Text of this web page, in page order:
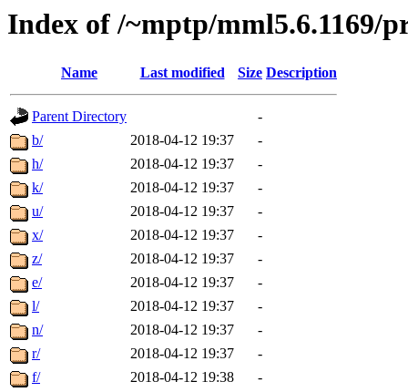
Index of /~mptp/mml5.6.1169/
Name Last modified Size Description
Parent Directory
-
b/
2018-04-12 19:37
-
h/
2018-04-12 19:37
-
k/
2018-04-12 19:37
-
u/
2018-04-12 19:37
-
x/
2018-04-12 19:37
-
z/
2018-04-12 19:37
-
e/
2018-04-12 19:37
-
l/
2018-04-12 19:37
-
n/
2018-04-12 19:37
-
r/
2018-04-12 19:37
-
f/
2018-04-12 19:38
-